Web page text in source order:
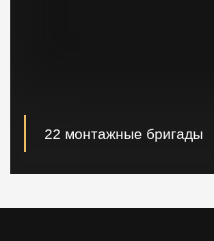
22 монтажные бригады